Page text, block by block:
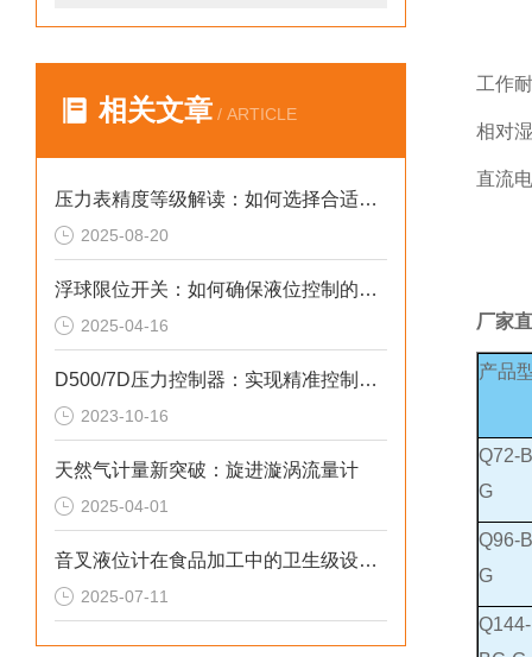
相关文章 / ARTICLE
压力表精度等级解读：如何选择合适的产品？
2025-08-20
浮球限位开关：如何确保液位控制的稳定性与可靠性
2025-04-16
D500/7D压力控制器：实现精准控制，提升生产效率
2023-10-16
天然气计量新突破：旋进漩涡流量计
2025-04-01
音叉液位计在食品加工中的卫生级设计解析
2025-07-11
工作
相对
直流
厂家
产品
Q72-
G
Q96-
G
Q144-